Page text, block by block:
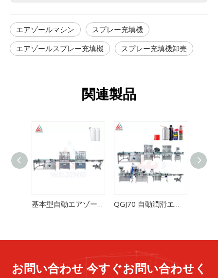
エアゾールマシン
スプレー充填機
エアゾールスプレー充填機
スプレー充填機卸売
関連製品
基本型自動エアゾール充填機ライン QGJ70 自動潤滑エアゾール充填ライン - 高精度 ±1% 毎分 60 ～ 70 缶
お問い合わせ 今すぐお問い合わせく